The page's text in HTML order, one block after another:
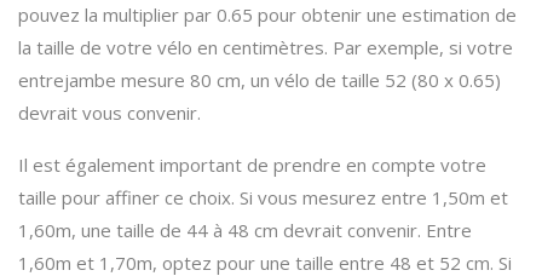
pouvez la multiplier par 0.65 pour obtenir une estimation de
la taille de votre vélo en centimètres. Par exemple, si votre
entrejambe mesure 80 cm, un vélo de taille 52 (80 x 0.65)
devrait vous convenir.
Il est également important de prendre en compte votre
taille pour affiner ce choix. Si vous mesurez entre 1,50m et
1,60m, une taille de 44 à 48 cm devrait convenir. Entre
1,60m et 1,70m, optez pour une taille entre 48 et 52 cm. Si